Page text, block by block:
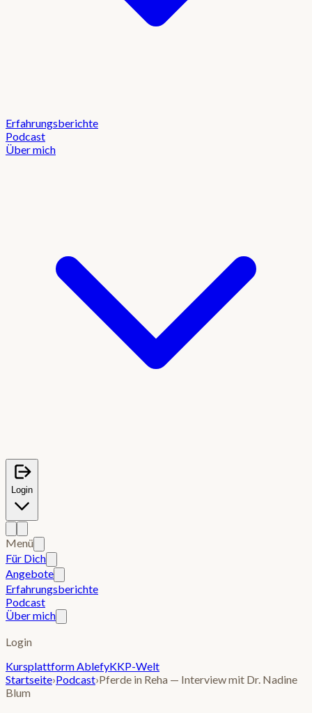
Erfahrungsberichte
Podcast
Über mich
Login
Menü
Für Dich
Angebote
Erfahrungsberichte
Podcast
Über mich
Login
Kursplattform AblefyKKP-Welt
Startseite›Podcast›Pferde in Reha — Interview mit Dr. Nadine
Blum